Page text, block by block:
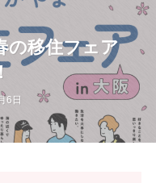
移住フェア
6日